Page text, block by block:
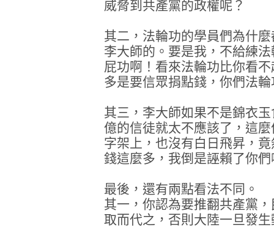
威脅到共產黨的政權呢？
其二，法輪功的學員們為什
李大師的。要是我，不給練
屁功啊！看來法輪功比你看
多是要信眾捐點錢，你們法
其三，李大師如果不是錦衣
億的信徒就太不應該了，這
字架上，也沒有白日飛昇，
錢這麼多，我倒是誣賴了你
最後，還有兩點看法不同。
其一，你認為要推翻共產黨
取而代之，否則大陸一旦發